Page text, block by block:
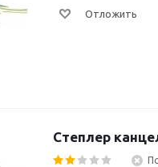
Отложить
Степлер